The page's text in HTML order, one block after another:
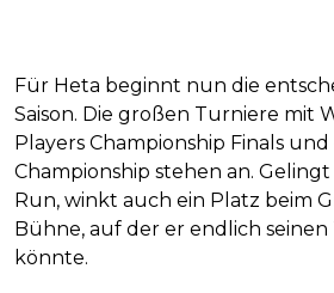
Für Heta beginnt nun die
Saison. Die großen Turniere mit
Players Championship Finals
Championship stehen an.
Run, winkt auch ein Platz beim
Bühne, auf der er endlich
könnte.